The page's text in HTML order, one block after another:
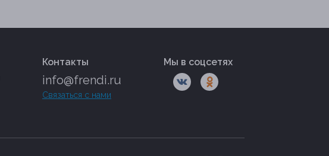
Контакты
info@frendi.ru
Связаться с нами
Мы в соцсетях